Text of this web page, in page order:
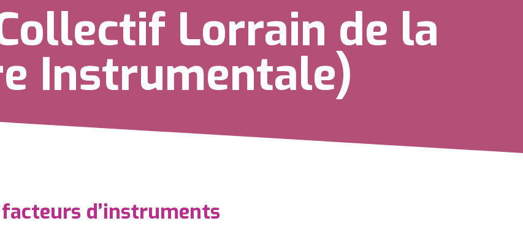
Lorrain de la
Instrumentale)
facteurs d’instruments